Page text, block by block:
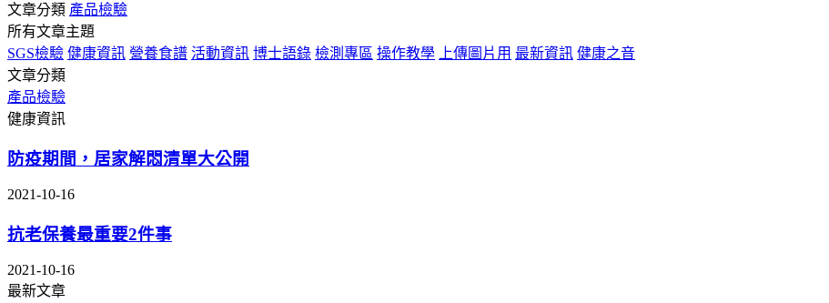
文章分類 產品檢驗
所有文章主題
SGS檢驗 健康資訊 營養食譜 活動資訊 博士語錄 檢測專區 操作教學 上傳圖片用 最新資訊 健康之音
文章分類
產品檢驗
健康資訊
防疫期間，居家解悶清單大公開
2021-10-16
抗老保養最重要2件事
2021-10-16
最新文章